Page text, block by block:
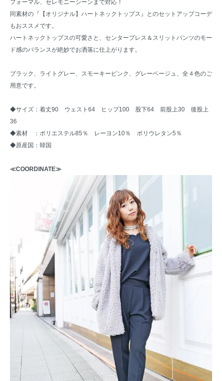
フォーマル、セレモニーシーンまで対応！
同素材の『 【オリジナル】ハートネックトップス』とのセットアップコーデ
もおススメです。
ハートネックトップスの可愛さと、センタープレス＆スリットパンツのモー
ド感のバランスが絶妙でお洒落に仕上がります。
ブラック、ライトグレー、スモーキーピンク、グレーベージュ、全４色のご
用意です。
◆サイズ：着丈90 ウェスト64 ヒップ100 股下64 前股上30 後股上
36
◆素材 ：ポリエステル85％ レーヨン10％ ポリウレタン5％
◆原産国：韓国
≪COORDINATE≫